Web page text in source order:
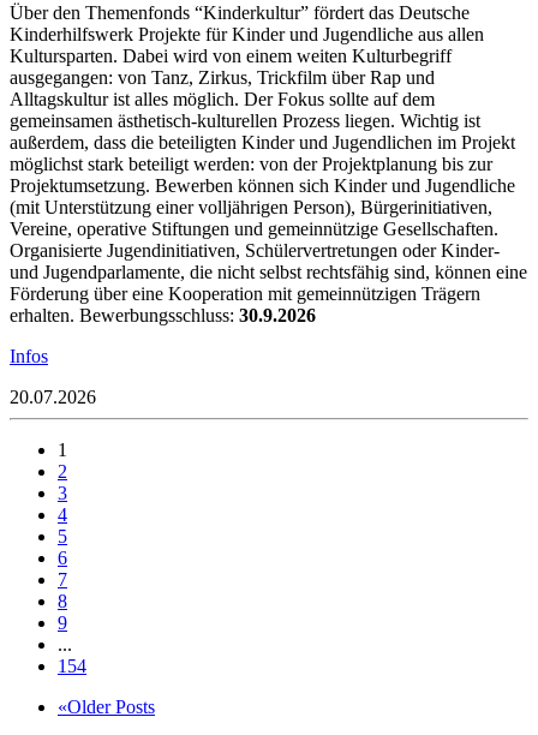
Über den Themenfonds “Kinderkultur” fördert das Deutsche
Kinderhilfswerk Projekte für Kinder und Jugendliche aus allen
Kultursparten. Dabei wird von einem weiten Kulturbegriff
ausgegangen: von Tanz, Zirkus, Trickfilm über Rap und
Alltagskultur ist alles möglich. Der Fokus sollte auf dem
gemeinsamen ästhetisch-kulturellen Prozess liegen. Wichtig ist
außerdem, dass die beteiligten Kinder und Jugendlichen im Projekt
möglichst stark beteiligt werden: von der Projektplanung bis zur
Projektumsetzung. Bewerben können sich Kinder und Jugendliche
(mit Unterstützung einer volljährigen Person), Bürgerinitiativen,
Vereine, operative Stiftungen und gemeinnützige Gesellschaften.
Organisierte Jugendinitiativen, Schülervertretungen oder Kinder-
und Jugendparlamente, die nicht selbst rechtsfähig sind, können eine
Förderung über eine Kooperation mit gemeinnützigen Trägern
erhalten. Bewerbungsschluss: 30.9.2026
Infos
20.07.2026
1
2
3
4
5
6
7
8
9
...
154
«Older Posts